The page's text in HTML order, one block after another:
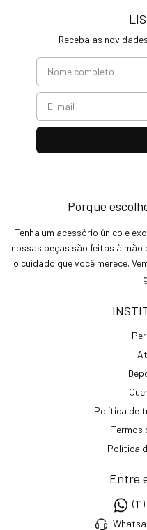
Receba as
Porque
Tenha um acessório único e
nossas peças são feitas à
o cuidado que você merece.
Política de
Termos
Política
Entre